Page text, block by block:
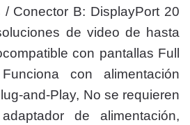
Conector B: DisplayPort 20
de video de hasta
con pantallas Full
con alimentación
and-Play, No se requieren
de alimentación,